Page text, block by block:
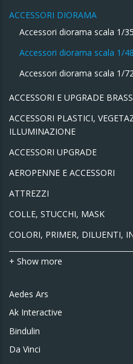
ACCESSORI DIORAMA
Accessori diorama scala 1/35
Accessori diorama scala 1/48
Accessori diorama scala 1/
ACCESSORI E UPGRADE
ACCESSORI PLASTICI,
ILLUMINAZIONE
ACCESSORI UPGRADE
AEROPENNE E ACCESSORI
ATTREZZI
COLLE, STUCCHI, MASK
COLORI, PRIMER, DILUENTI,
+ Show more
Aedes Ars
Ak Interactive
Bindulin
Da Vinci